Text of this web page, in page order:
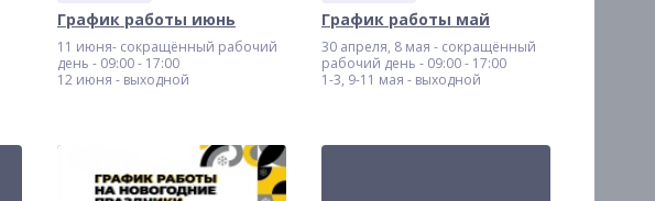
График работы июнь
11 июня- сокращённый рабочий
день - 09:00 - 17:00
12 июня - выходной
График работы май
30 апреля, 8 мая - сокращённый
рабочий день - 09:00 - 17:00
1-3, 9-11 мая - выходной